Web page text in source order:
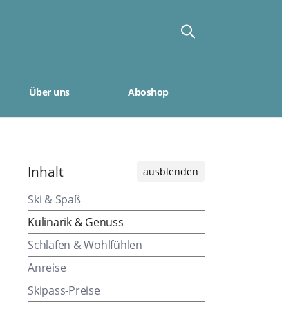
Über uns Aboshop
Inhalt ausblenden
Ski & Spaß
Kulinarik & Genuss
Schlafen & Wohlfühlen
Anreise
Skipass-Preise